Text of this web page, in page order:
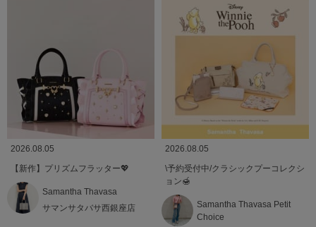
2026.08.05
【新作】プリズムフラッター💖
Samantha Thavasa
サマンサタバサ西銀座店
2026.08.05
\予約受付中/クラシックプーコレクシ
ョン🍯
Samantha Thavasa Petit
Choice